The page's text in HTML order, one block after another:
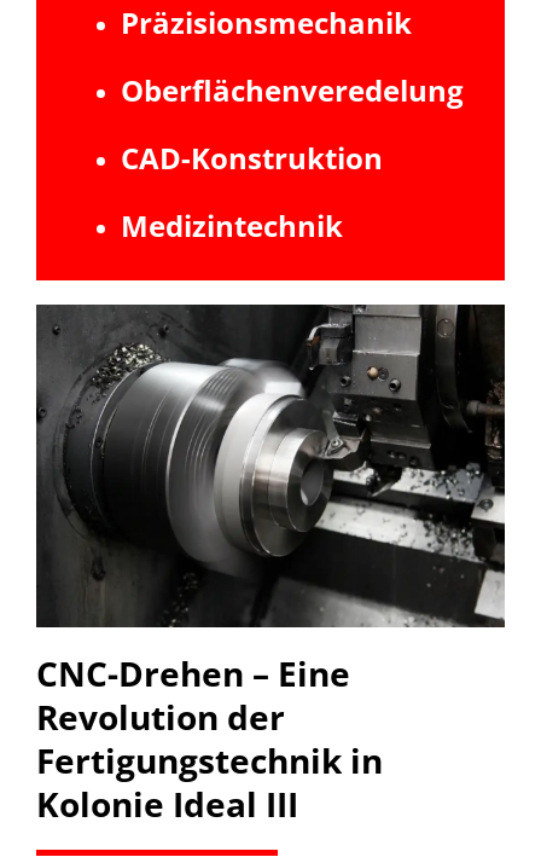
Präzisionsmechanik
Oberflächenveredelung
CAD-Konstruktion
Medizintechnik
CNC-Drehen – Eine
Revolution der
Fertigungstechnik in
Kolonie Ideal III